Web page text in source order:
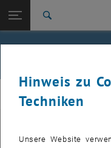
TU Login
Studium
Zur 1. Menü Ebene
femTUme
Zurück: Subseiten von
Zurück zur letzten Ebene:
femTUme
Jour fixe
femTUme
Hinweis zu
Techniken
Unsere Website